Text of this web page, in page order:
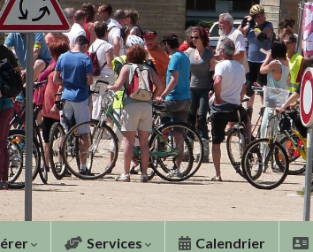
Services Calendrier